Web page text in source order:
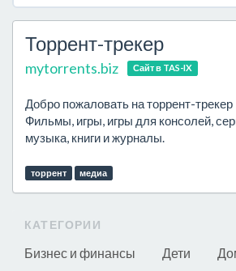
Торрент-трекер
mytorrents.biz Сайт в TAS-IX
Добро пожаловать на торрент-
Фильмы, игры, игры для консолей,
музыка, книги и журналы.
торрент медиа
КАТЕГОРИИ
Бизнес и финансы Дети